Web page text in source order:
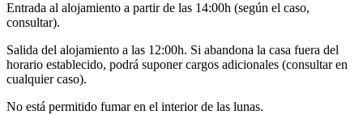
Entrada al alojamiento a partir de las 14:00h (según el caso,
consultar).
Salida del alojamiento a las 12:00h. Si abandona la casa fuera del
horario establecido, podrá suponer cargos adicionales (consultar en
cualquier caso).
No está permitido fumar en el interior de las lunas.